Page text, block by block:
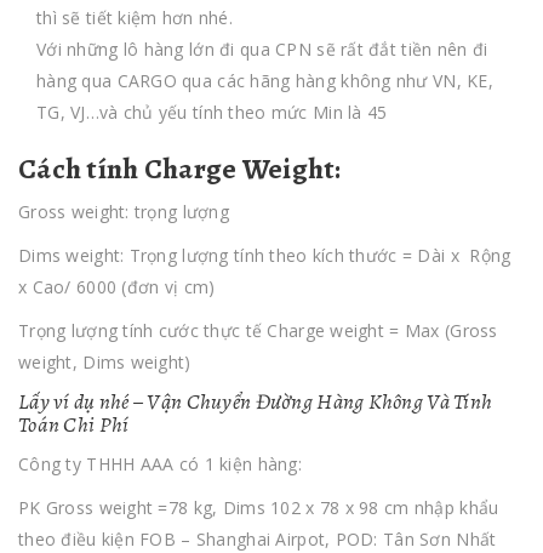
thì sẽ tiết kiệm hơn nhé.
Với những lô hàng lớn đi qua CPN sẽ rất đắt tiền nên đi
hàng qua CARGO qua các hãng hàng không như VN, KE,
TG, VJ…và chủ yếu tính theo mức Min là 45
Cách tính Charge Weight:
Gross weight: trọng lượng
Dims weight: Trọng lượng tính theo kích thước = Dài x Rộng
x Cao/ 6000 (đơn vị cm)
Trọng lượng tính cước thực tế Charge weight = Max (Gross
weight, Dims weight)
Lấy ví dụ nhé – Vận Chuyển Đường Hàng Không Và Tính
Toán Chi Phí
Công ty THHH AAA có 1 kiện hàng:
PK Gross weight =78 kg, Dims 102 x 78 x 98 cm nhập khẩu
theo điều kiện FOB – Shanghai Airpot, POD: Tân Sơn Nhất